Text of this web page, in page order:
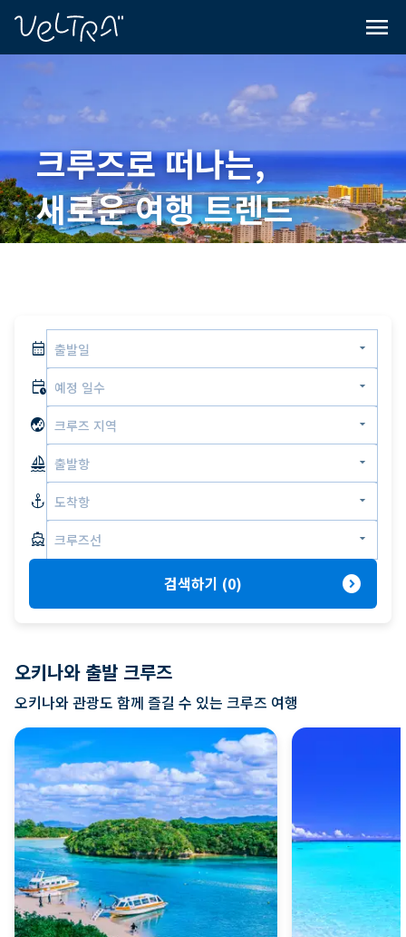
menu
크루즈로 떠나는,
새로운 여행 트렌드
calendar_month 출발일 arrow_drop_down
calendar_clock 예정 일수 arrow_drop_down
globe_asia 크루즈 지역 arrow_drop_down
sailing 출발항 arrow_drop_down
anchor 도착항 arrow_drop_down
directions_boat 크루즈선 arrow_drop_down
검색하기 (0) expand_circle_right
오키나와 출발 크루즈
오키나와 관광도 함께 즐길 수 있는 크루즈 여행